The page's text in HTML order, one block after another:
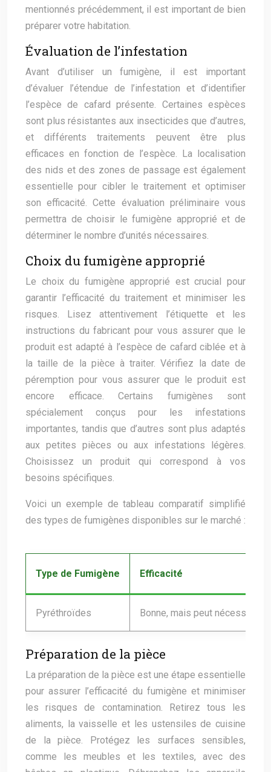
mentionnés précédemment, il est important de bien
préparer votre habitation.
Évaluation de l’infestation
Avant d’utiliser un fumigène, il est important
d’évaluer l’étendue de l’infestation et d’identifier
l’espèce de cafard présente. Certaines espèces
sont plus résistantes aux insecticides que d’autres,
et différents traitements peuvent être plus
efficaces en fonction de l’espèce. La localisation
des nids et des zones de passage est également
essentielle pour cibler le traitement et optimiser
son efficacité. Cette évaluation préliminaire vous
permettra de choisir le fumigène approprié et de
déterminer le nombre d’unités nécessaires.
Choix du fumigène approprié
Le choix du fumigène approprié est crucial pour
garantir l’efficacité du traitement et minimiser les
risques. Lisez attentivement l’étiquette et les
instructions du fabricant pour vous assurer que le
produit est adapté à l’espèce de cafard ciblée et à
la taille de la pièce à traiter. Vérifiez la date de
péremption pour vous assurer que le produit est
encore efficace. Certains fumigènes sont
spécialement conçus pour les infestations
importantes, tandis que d’autres sont plus adaptés
aux petites pièces ou aux infestations légères.
Choisissez un produit qui correspond à vos
besoins spécifiques.
Voici un exemple de tableau comparatif simplifié
des types de fumigènes disponibles sur le marché :
Type de Fumigène Efficacité
Pyréthroïdes Bonne, mais peut nécessiter
Préparation de la pièce
La préparation de la pièce est une étape essentielle
pour assurer l’efficacité du fumigène et minimiser
les risques de contamination. Retirez tous les
aliments, la vaisselle et les ustensiles de cuisine
de la pièce. Protégez les surfaces sensibles,
comme les meubles et les textiles, avec des